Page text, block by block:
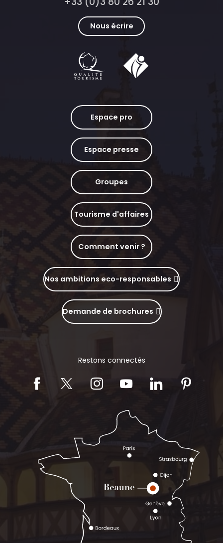
Nous écrire
Espace pro
Espace presse
Groupes
Tourisme d'affaires
Comment venir ?
Nos ambitions eco-responsables
Demande de brochures
Restons connectés